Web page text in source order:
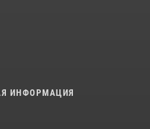
ИНФОРМАЦИЯ